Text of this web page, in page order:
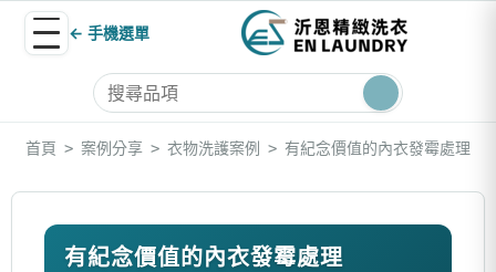
← 手機選單
首頁 > 案例分享 > 衣物洗護案例 > 有紀念價值的內衣發霉處理
有紀念價值的內衣發霉處理